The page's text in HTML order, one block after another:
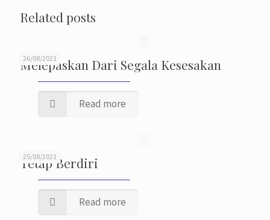
Related posts
26/08/2021
Melepaskan Dari Segala Kesesakan
Read more
25/08/2021
Tetap Berdiri
Read more